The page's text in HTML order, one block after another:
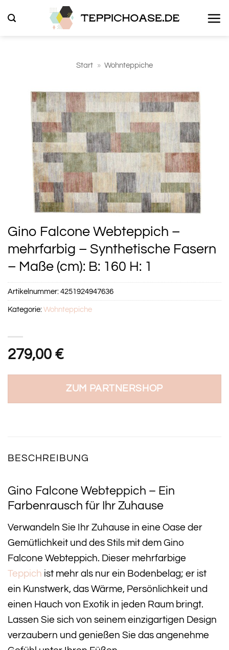
Inhalt
Start » Wohnteppiche
Gino Falcone Webteppich –
mehrfarbig – Synthetische Fasern
– Maße (cm): B: 160 H: 1
279,00 €
ZUM PARTNERSHOP
Artikelnummer:4251924947636
Kategorie:Wohnteppiche
BESCHREIBUNG
Gino Falcone Webteppich – Ein
Farbenrausch für Ihr Zuhause
Verwandeln Sie Ihr Zuhause in eine Oase der
Gemütlichkeit und des Stils mit dem Gino
Falcone Webteppich. Dieser mehrfarbige
Teppich ist mehr als nur ein Bodenbelag; er ist
ein Kunstwerk, das Wärme, Persönlichkeit und
einen Hauch von Exotik in jeden Raum bringt.
Lassen Sie sich von seinem einzigartigen Design
verzaubern und genießen Sie das angenehme